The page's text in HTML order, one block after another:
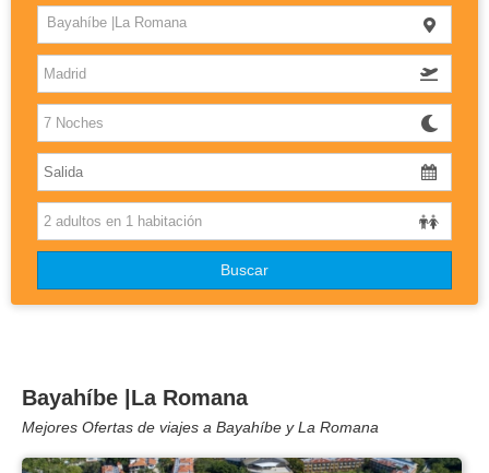
ISLAS
DESTINOS CON SABOR
PALCARIBE
OTROS DESTINOS
Bayahíbe |La Romana
Buscar
Bayahíbe |La Romana
Mejores Ofertas de viajes a Bayahíbe y La Romana